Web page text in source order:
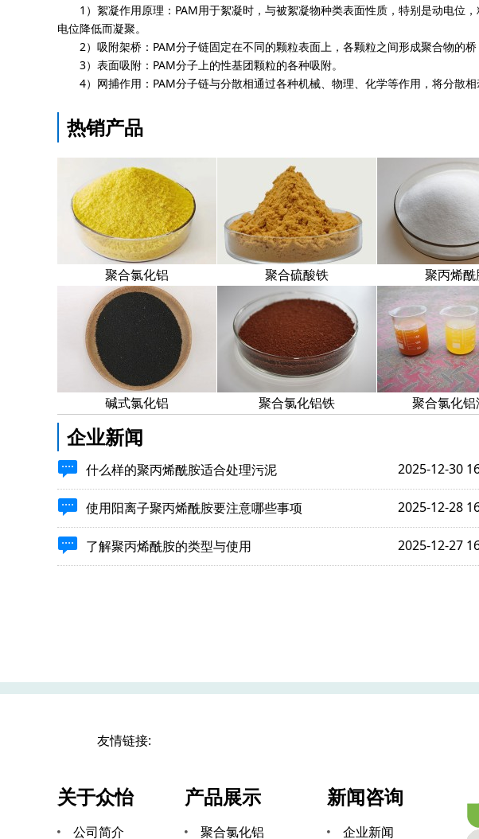
1）絮凝作用原理：PAM用于絮凝时，与被絮凝物种类表面性质，特别是动电位
电位降低而凝聚。
2）吸附架桥：PAM分子链固定在不同的颗粒表面上，各颗粒之间形成聚合物的桥
3）表面吸附：PAM分子上的性基团颗粒的各种吸附。
4）网捕作用：PAM分子链与分散相通过各种机械、物理、化学等作用，将分散相
热销产品
聚合氯化铝 聚合硫酸铁 聚丙烯酰
碱式氯化铝 聚合氯化铝铁 聚合氯化
企业新闻
什么样的聚丙烯酰胺适合处理污泥 2025-12-30
使用阳离子聚丙烯酰胺要注意哪些事项 2025-12-28
了解聚丙烯酰胺的类型与使用 2025-12-27
友情链接:
关于众怡
公司简介
产品展示
聚合氯化铝
新闻咨询
企业新闻